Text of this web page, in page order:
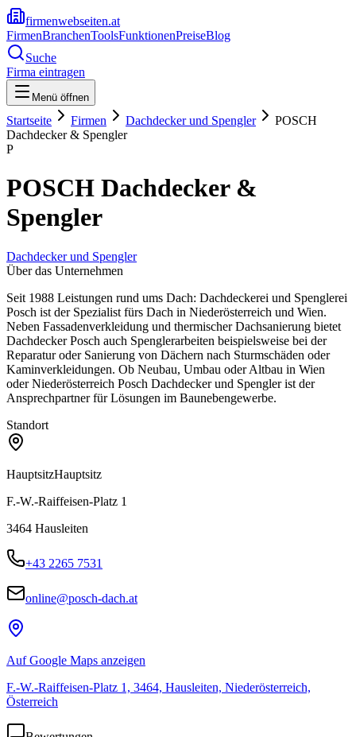
firmenwebseiten.at
FirmenBranchenToolsFunktionenPreiseBlog
Suche
Firma eintragen
Menü öffnen
Startseite Firmen Dachdecker und Spengler
POSCH
Dachdecker & Spengler
P
POSCH Dachdecker &
Spengler
Dachdecker und Spengler
Über das Unternehmen
Seit 1988 Leistungen rund ums Dach: Dachdeckerei und Spenglerei
Posch ist der Spezialist fürs Dach in Niederösterreich und Wien.
Neben Fassadenverkleidung und thermischer Dachsanierung bietet
Dachdecker Posch auch Spenglerarbeiten beispielsweise bei der
Reparatur oder Sanierung von Dächern nach Sturmschäden oder
Kaminverkleidungen. Ob Neubau, Umbau oder Altbau in Wien
oder Niederösterreich Posch Dachdecker und Spengler ist der
Ansprechpartner für Lösungen im Baunebengewerbe.
Standort
HauptsitzHauptsitz
F.-W.-Raiffeisen-Platz 1
3464 Hausleiten
+43 2265 7531
online@posch-dach.at
Auf Google Maps anzeigen
F.-W.-Raiffeisen-Platz 1, 3464, Hausleiten, Niederösterreich,
Österreich